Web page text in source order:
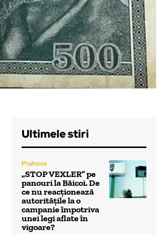
Ultimele stiri
Prahova
„STOP VEXLER” pe
panouri la Băicoi. De
ce nu reacționează
autoritățile la o
campanie împotriva
unei legi aflate în
vigoare?